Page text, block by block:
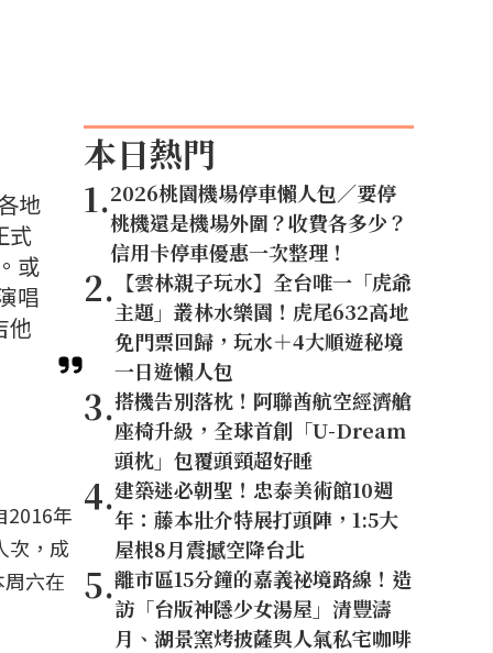
地
式
或
唱
他
2016年
次，成
六在
本日熱門
1.2026桃園機場停車懶人包／要停
桃機還是機場外圍？收費各多少？
信用卡停車優惠一次整理！
2. 【雲林親子玩水】全台唯一「虎爺
主題」叢林水樂園！虎尾632高地
免門票回歸，玩水＋4大順遊秘境
一日遊懶人包
3.搭機告別落枕！阿聯酋航空經濟艙
座椅升級，全球首創「U-Dream
頭枕」包覆頭頸超好睡
4.建築迷必朝聖！忠泰美術館10週
年：藤本壯介特展打頭陣，1:5大
屋根8月震撼空降台北
5.離市區15分鐘的嘉義祕境路線！造
訪「台版神隱少女湯屋」清豐濤
月、湖景窯烤披薩與人氣私宅咖啡